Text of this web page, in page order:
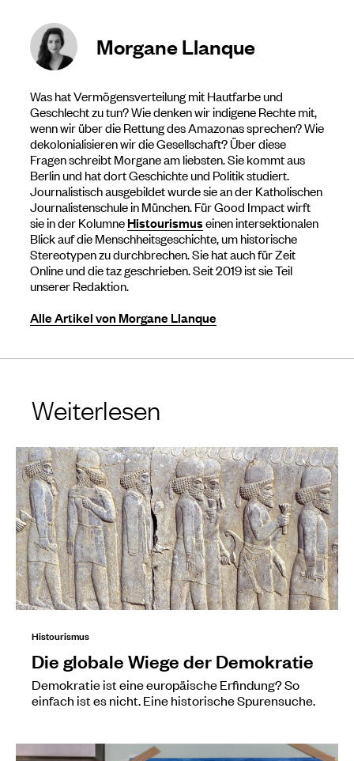
Morgane Llanque
Was hat Vermögensverteilung mit Hautfarbe und
Geschlecht zu tun? Wie denken wir indigene Rechte mit,
wenn wir über die Rettung des Amazonas sprechen? Wie
dekolonialisieren wir die Gesellschaft? Über diese
Fragen schreibt Morgane am liebsten. Sie kommt aus
Berlin und hat dort Geschichte und Politik studiert.
Journalistisch ausgebildet wurde sie an der Katholischen
Journalistenschule in München. Für Good Impact wirft
sie in der KolumneHistourismuseinen intersektionalen
Blick auf die Menschheitsgeschichte, um historische
Stereotypen zu durchbrechen. Sie hat auch für Zeit
Online und die taz geschrieben. Seit 2019 ist sie Teil
unserer Redaktion.
Alle Artikel von Morgane Llanque
Weiterlesen
Histourismus
Die globale Wiege der Demokratie
Demokratie ist eine europäische Erfindung? So
einfach ist es nicht. Eine historische Spurensuche.